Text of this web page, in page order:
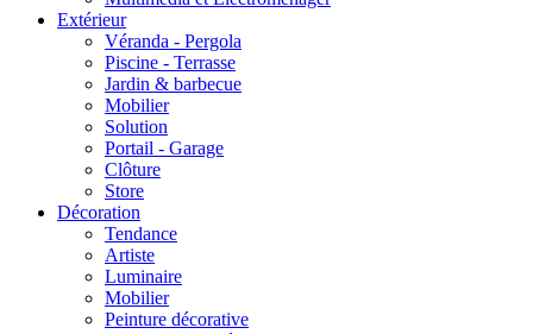
Extérieur
Véranda - Pergola
Piscine - Terrasse
Jardin & barbecue
Mobilier
Solution
Portail - Garage
Clôture
Store
Décoration
Tendance
Artiste
Luminaire
Mobilier
Peinture décorative